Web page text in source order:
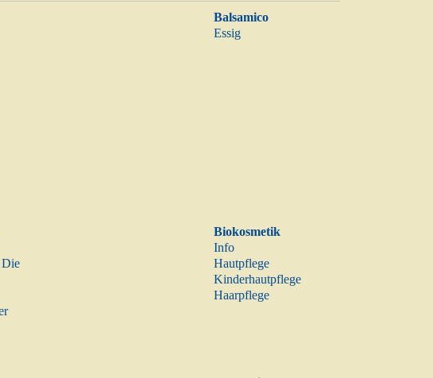
Balsamico
Essig
Die
Biokosmetik
Info
Hautpflege
Kinderhautpflege
Haarpflege